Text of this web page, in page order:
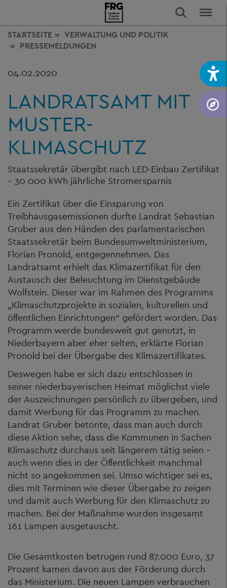
STARTSEITE VERWALTUNG UND POLITIK
PRESSEMELDUNGEN
04.02.2020
LANDRATSAMT MIT
MUSTER-
KLIMASCHUTZ
Staatssekretär übergibt nach LED-Einbau Zertifikat
– 30 000 kWh jährliche Stromersparnis
Ein Zertifikat über die Einsparung von
Treibhausgasemissionen durfte Landrat Sebastian
Gruber aus den Händen des parlamentarischen
Staatssekretär beim Bundesumweltministerium,
Florian Pronold, entgegennehmen. Das
Landratsamt erhielt das Klimazertifikat für den
Austausch der Beleuchtung im Dienstgebäude
Wolfstein. Dieser war im Rahmen des Programms
„Klimaschutzprojekte in sozialen, kulturellen und
öffentlichen Einrichtungen“ gefördert worden. Das
Programm werde bundesweit gut genutzt, in
Niederbayern aber eher selten, erklärte Florian
Pronold bei der Übergabe des Klimazertifikates.
Deswegen habe er sich dazu entschlossen in
seiner niederbayerischen Heimat möglichst viele
der Auszeichnungen persönlich zu übergeben, und
damit Werbung für das Programm zu machen.
Landrat Gruber betonte, dass man auch durch
diese Aktion sehe, dass die Kommunen in Sachen
Klimaschutz durchaus seit längerem tätig seien –
auch wenn dies in der Öffentlichkeit manchmal
nicht so angekommen sei. Umso wichtiger sei es,
dies mit Terminen wie dieser Übergabe zu zeigen
und damit auch Werbung für den Klimaschutz zu
machen. Bei der Maßnahme wurden insgesamt
161 Lampen ausgetauscht.
Die Gesamtkosten betrugen rund 87.000 Euro, 37
Prozent kamen davon aus der Förderung durch
das Ministerium. Die neuen Lampen verbrauchen